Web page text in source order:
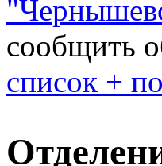
сообщить
список +